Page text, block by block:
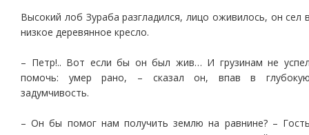
Высокий лоб Зураба разгладился, лицо оживилось, он сел
низкое деревянное кресло.
– Петр!.. Вот если бы он был жив… И грузинам не
помочь: умер рано, – сказал он, впав в
задумчивость.
– Он бы помог нам получить землю на равнине? –